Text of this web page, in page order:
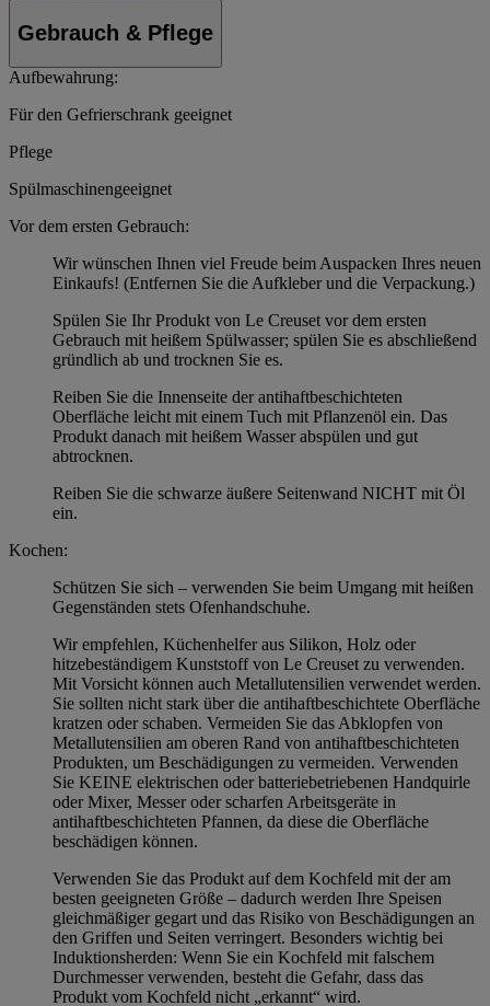
Gebrauch & Pflege
Aufbewahrung:
Für den Gefrierschrank geeignet
Pflege
Spülmaschinengeeignet
Vor dem ersten Gebrauch:
Wir wünschen Ihnen viel Freude beim Auspacken Ihres neuen
Einkaufs! (Entfernen Sie die Aufkleber und die Verpackung.)
Spülen Sie Ihr Produkt von Le Creuset vor dem ersten
Gebrauch mit heißem Spülwasser; spülen Sie es abschließend
gründlich ab und trocknen Sie es.
Reiben Sie die Innenseite der antihaftbeschichteten
Oberfläche leicht mit einem Tuch mit Pflanzenöl ein. Das
Produkt danach mit heißem Wasser abspülen und gut
abtrocknen.
Reiben Sie die schwarze äußere Seitenwand NICHT mit Öl
ein.
Kochen:
Schützen Sie sich – verwenden Sie beim Umgang mit heißen
Gegenständen stets Ofenhandschuhe.
Wir empfehlen, Küchenhelfer aus Silikon, Holz oder
hitzebeständigem Kunststoff von Le Creuset zu verwenden.
Mit Vorsicht können auch Metallutensilien verwendet werden.
Sie sollten nicht stark über die antihaftbeschichtete Oberfläche
kratzen oder schaben. Vermeiden Sie das Abklopfen von
Metallutensilien am oberen Rand von antihaftbeschichteten
Produkten, um Beschädigungen zu vermeiden. Verwenden
Sie KEINE elektrischen oder batteriebetriebenen Handquirle
oder Mixer, Messer oder scharfen Arbeitsgeräte in
antihaftbeschichteten Pfannen, da diese die Oberfläche
beschädigen können.
Verwenden Sie das Produkt auf dem Kochfeld mit der am
besten geeigneten Größe – dadurch werden Ihre Speisen
gleichmäßiger gegart und das Risiko von Beschädigungen an
den Griffen und Seiten verringert. Besonders wichtig bei
Induktionsherden: Wenn Sie ein Kochfeld mit falschem
Durchmesser verwenden, besteht die Gefahr, dass das
Produkt vom Kochfeld nicht „erkannt“ wird.